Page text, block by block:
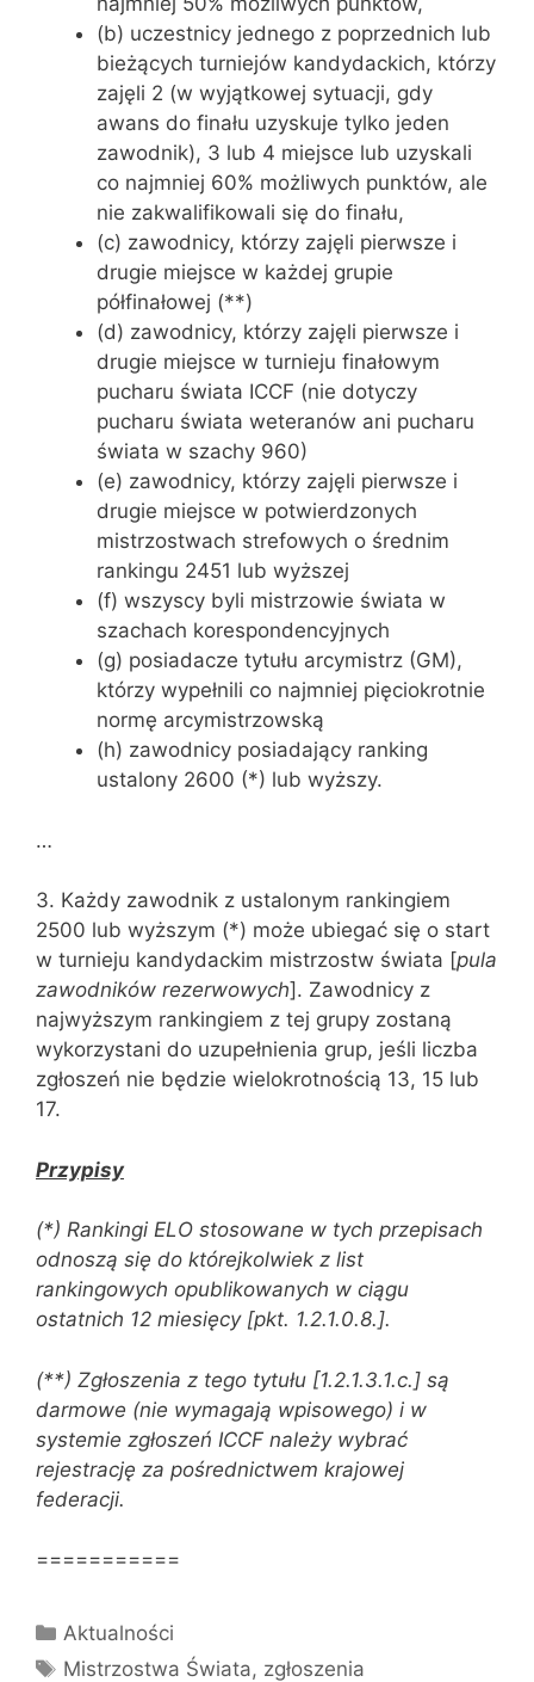
(b) uczestnicy jednego z poprzednich lub
bieżących turniejów kandydackich, którzy
zajęli 2 (w wyjątkowej sytuacji, gdy
awans do finału uzyskuje tylko jeden
zawodnik), 3 lub 4 miejsce lub uzyskali
co najmniej 60% możliwych punktów, ale
nie zakwalifikowali się do finału,
(c) zawodnicy, którzy zajęli pierwsze i
drugie miejsce w każdej grupie
półfinałowej (**)
(d) zawodnicy, którzy zajęli pierwsze i
drugie miejsce w turnieju finałowym
pucharu świata ICCF (nie dotyczy
pucharu świata weteranów ani pucharu
świata w szachy 960)
(e) zawodnicy, którzy zajęli pierwsze i
drugie miejsce w potwierdzonych
mistrzostwach strefowych o średnim
rankingu 2451 lub wyższej
(f) wszyscy byli mistrzowie świata w
szachach korespondencyjnych
(g) posiadacze tytułu arcymistrz (GM),
którzy wypełnili co najmniej pięciokrotnie
normę arcymistrzowską
(h) zawodnicy posiadający ranking
ustalony 2600 (*) lub wyższy.
…
3. Każdy zawodnik z ustalonym rankingiem
2500 lub wyższym (*) może ubiegać się o start
w turnieju kandydackim mistrzostw świata [pula
zawodników rezerwowych]. Zawodnicy z
najwyższym rankingiem z tej grupy zostaną
wykorzystani do uzupełnienia grup, jeśli liczba
zgłoszeń nie będzie wielokrotnością 13, 15 lub
17.
Przypisy
(*) Rankingi ELO stosowane w tych przepisach
odnoszą się do którejkolwiek z list
rankingowych opublikowanych w ciągu
ostatnich 12 miesięcy [pkt. 1.2.1.0.8.].
(**) Zgłoszenia z tego tytułu [1.2.1.3.1.c.] są
darmowe (nie wymagają wpisowego) i w
systemie zgłoszeń ICCF należy wybrać
rejestrację za pośrednictwem krajowej
federacji.
===========
Kategorie
Aktualności
Tagi
Mistrzostwa Świata, zgłoszenia